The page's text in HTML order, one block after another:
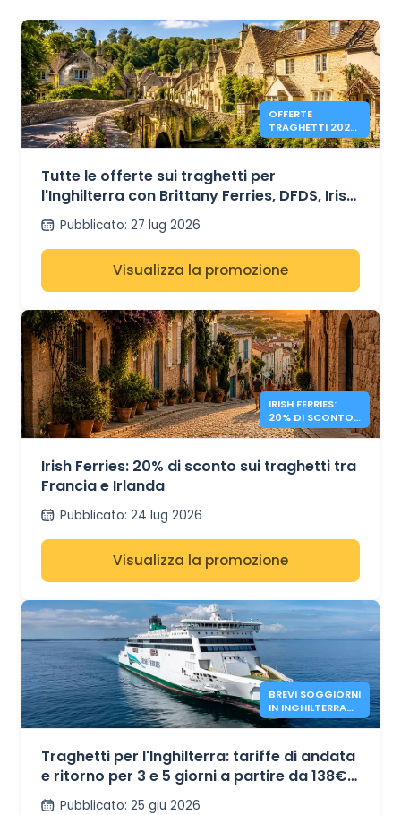
OFFERTE
TRAGHETTI 2026
PER
Tutte le offerte sui traghetti per
l'Inghilterra con Brittany Ferries, DFDS, Irish
Ferries e P&O Ferries – a partire da 41€
Pubblicato: 27 lug 2026
Visualizza la promozione
IRISH FERRIES:
20% DI SCONTO
FRANCIA -
Irish Ferries: 20% di sconto sui traghetti tra
Francia e Irlanda
Pubblicato: 24 lug 2026
Visualizza la promozione
BREVI SOGGIORNI
IN INGHILTERRA
CON IRISH FERRIES
Traghetti per l'Inghilterra: tariffe di andata
e ritorno per 3 e 5 giorni a partire da 138€
con Irish Ferries.
Pubblicato: 25 giu 2026